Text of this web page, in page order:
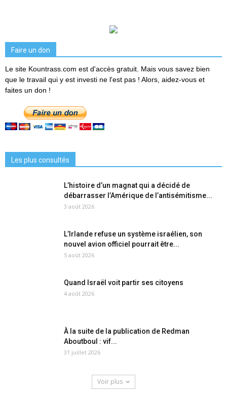
Faire un don
Le site Kountrass.com est d'accès gratuit. Mais vous savez bien
que le travail qui y est investi ne l'est pas ! Alors, aidez-vous et
faites un don !
Les plus consultés
L’histoire d’un magnat qui a décidé de
débarrasser l’Amérique de l’antisémitisme...
3 août 2026
L’Irlande refuse un système israélien, son
nouvel avion officiel pourrait être...
5 août 2026
Quand Israël voit partir ses citoyens
4 août 2026
À la suite de la publication de Redman
Aboutboul : vif...
31 juillet 2026
Voir plus